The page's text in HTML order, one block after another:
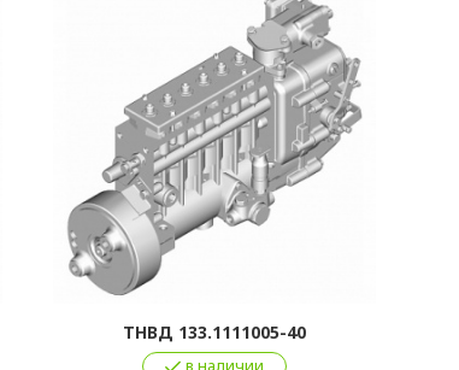
ТНВД 133.1111005-40
в наличии